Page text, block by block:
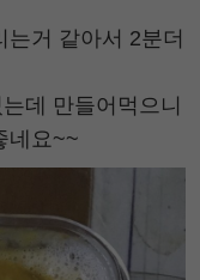
거 같아서 2분더
데 만들어먹으니
네요~~